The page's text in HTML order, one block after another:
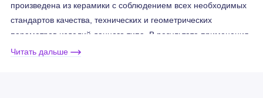
произведена из керамики с соблюдением всех необходимых
стандартов качества, технических и геометрических
параметров изделий данного типа. В результате применения,
проставка гарантирует сохранение расчётных параметров в
Читать дальше